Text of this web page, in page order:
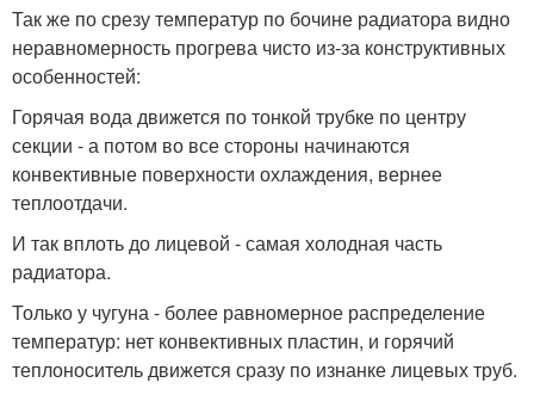
Так же по срезу температур по бочине радиатора видно
неравномерность прогрева чисто из-за конструктивных
особенностей:
Горячая вода движется по тонкой трубке по центру
секции - а потом во все стороны начинаются
конвективные поверхности охлаждения, вернее
теплоотдачи.
И так вплоть до лицевой - самая холодная часть
радиатора.
Только у чугуна - более равномерное распределение
температур: нет конвективных пластин, и горячий
теплоноситель движется сразу по изнанке лицевых труб.